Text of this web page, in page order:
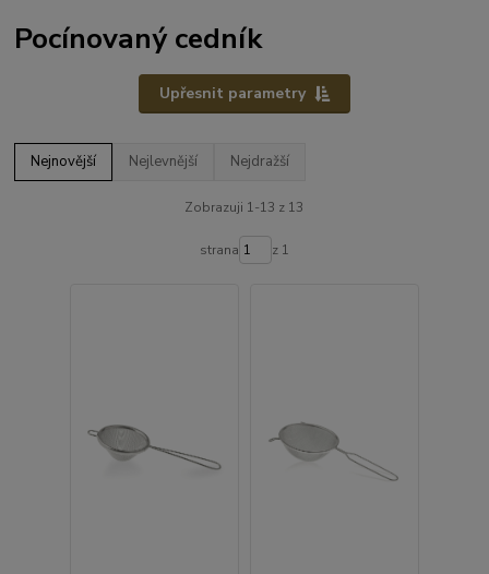
Pocínovaný cedník
Upřesnit parametry
Nejnovější Nejlevnější Nejdražší
Zobrazuji 1-13 z 13
strana z 1